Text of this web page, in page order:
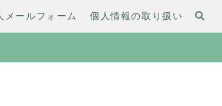
メールフォーム 個人情報の取り扱い